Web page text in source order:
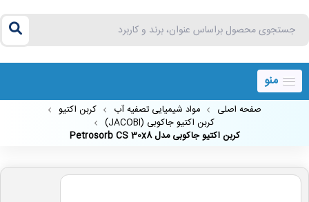
منو
صفحه اصلی مواد شیمیایی تصفیه آب
کربن اکتیو
کربن اکتیو جاکوبی (JACOBI)
کربن اکتیو جاکوبی مدل Petrosorb CS 30x8